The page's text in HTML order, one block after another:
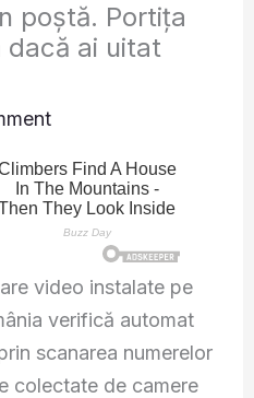
poștă. Portița
dacă ai uitat
video instalate pe
verifică automat
scanarea numerelor
colectate de camere